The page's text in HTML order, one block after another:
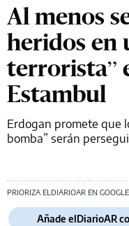
Al menos
heridos en
terrorista”
Estambul
Erdogan promete que
bomba” serán
PRIORIZA ELDIARIOAR EN GOOGLE
Añade elDiarioAR